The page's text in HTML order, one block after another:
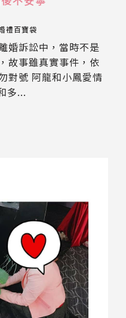
禮百寶袋
婚訴訟中，當時不是
故事雖真實事件，依
對號 阿龍和小鳳愛情
多...